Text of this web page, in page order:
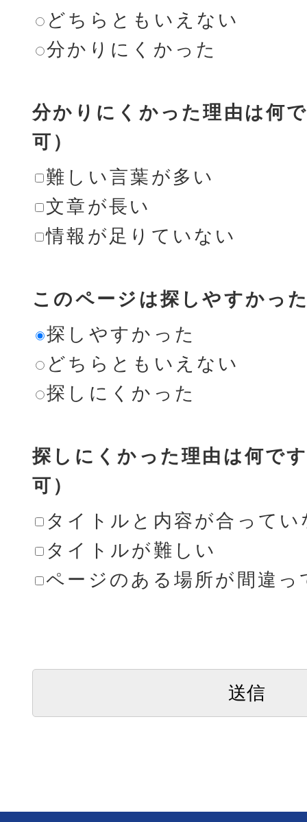
どちらともいえない
分かりにくかった
分かりにくかった理由は何
可）
難しい言葉が多い
文章が長い
情報が足りていない
このページは探しやすかっ
探しやすかった
どちらともいえない
探しにくかった
探しにくかった理由は何で
可）
タイトルと内容が合ってい
タイトルが難しい
ページのある場所が間違っ